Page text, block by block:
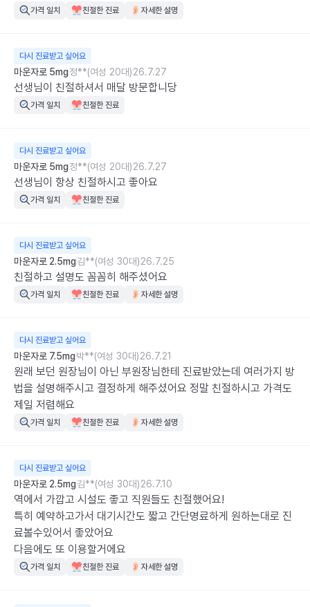
가격 일치 친절한 진료 자세한 설명
다시 진료받고 싶어요
마운자로 5mg정**(여성 20대)26.7.27
선생님이 친절하셔서 매달 방문합니당
가격 일치 친절한 진료
다시 진료받고 싶어요
마운자로 5mg정**(여성 20대)26.7.27
선생님이 항상 친절하시고 좋아요
가격 일치 친절한 진료
다시 진료받고 싶어요
마운자로 2.5mg김**(여성 30대)26.7.25
친절하고 설명도 꼼꼼히 해주셨어요
가격 일치 친절한 진료 자세한 설명
다시 진료받고 싶어요
마운자로 7.5mg박**(여성 30대)26.7.21
원래 보던 원장님이 아닌 부원장님한테 진료받았는데 여러가지 방
법을 설명해주시고 결정하게 해주셨어요 정말 친절하시고 가격도
제일 저렴해요
가격 일치 친절한 진료 자세한 설명
다시 진료받고 싶어요
마운자로 2.5mg김**(여성 30대)26.7.10
역에서 가깝고 시설도 좋고 직원들도 친절했어요!
특히 예약하고가서 대기시간도 짧고 간단명료하게 원하는대로 진
료볼수있어서 좋았어요
다음에도 또 이용할거에요
가격 일치 친절한 진료 자세한 설명